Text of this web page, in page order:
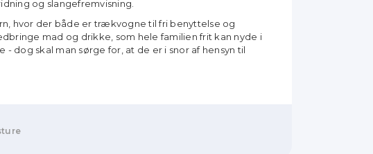
og slangefremvisning.
hvor der både er trækvogne til fri benyttelse og
mad og drikke, som hele familien frit kan nyde i
dog skal man sørge for, at de er i snor af hensyn til